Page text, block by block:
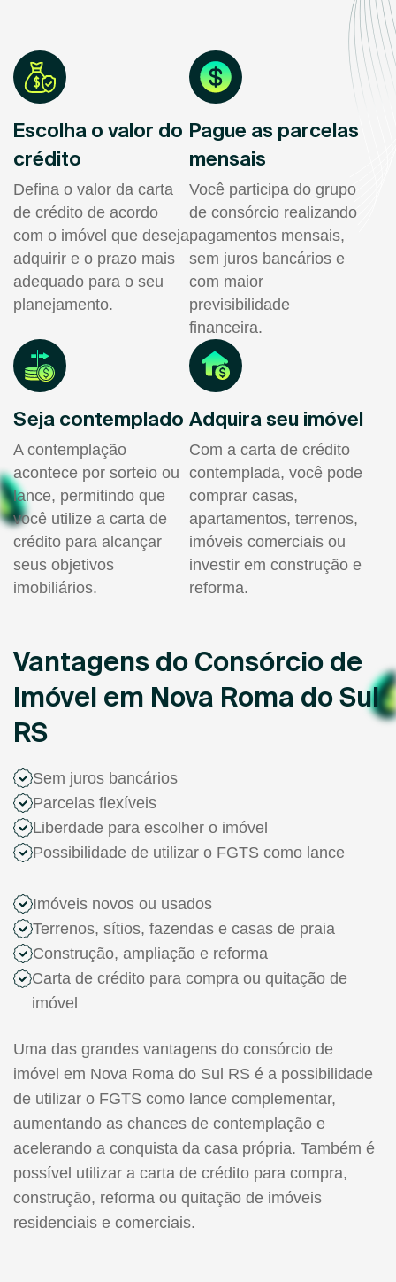
Escolha o valor do
crédito
Defina o valor da carta
de crédito de acordo
com o imóvel que deseja
adquirir e o prazo mais
adequado para o seu
planejamento.
Pague as parcelas
mensais
Você participa do grupo
de consórcio realizando
pagamentos mensais,
sem juros bancários e
com maior
previsibilidade
financeira.
Seja contemplado
A contemplação
acontece por sorteio ou
lance, permitindo que
você utilize a carta de
crédito para alcançar
seus objetivos
imobiliários.
Adquira seu imóvel
Com a carta de crédito
contemplada, você pode
comprar casas,
apartamentos, terrenos,
imóveis comerciais ou
investir em construção e
reforma.
Vantagens do Consórcio de
Imóvel em Nova Roma do Sul
RS
Sem juros bancários
Parcelas flexíveis
Liberdade para escolher o imóvel
Possibilidade de utilizar o FGTS como lance
Imóveis novos ou usados
Terrenos, sítios, fazendas e casas de praia
Construção, ampliação e reforma
Carta de crédito para compra ou quitação de
imóvel
Uma das grandes vantagens do consórcio de
imóvel em Nova Roma do Sul RS é a possibilidade
de utilizar o FGTS como lance complementar,
aumentando as chances de contemplação e
acelerando a conquista da casa própria. Também é
possível utilizar a carta de crédito para compra,
construção, reforma ou quitação de imóveis
residenciais e comerciais.